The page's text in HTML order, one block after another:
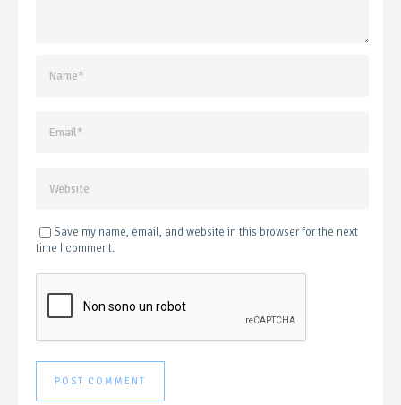
Save my name, email, and website in this browser for the next
time I comment.